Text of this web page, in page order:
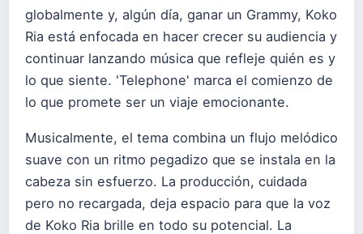
globalmente y, algún día, ganar un Grammy, Koko
Ria está enfocada en hacer crecer su audiencia y
continuar lanzando música que refleje quién es y
lo que siente. 'Telephone' marca el comienzo de
lo que promete ser un viaje emocionante.
Musicalmente, el tema combina un flujo melódico
suave con un ritmo pegadizo que se instala en la
cabeza sin esfuerzo. La producción, cuidada
pero no recargada, deja espacio para que la voz
de Koko Ria brille en todo su potencial. La